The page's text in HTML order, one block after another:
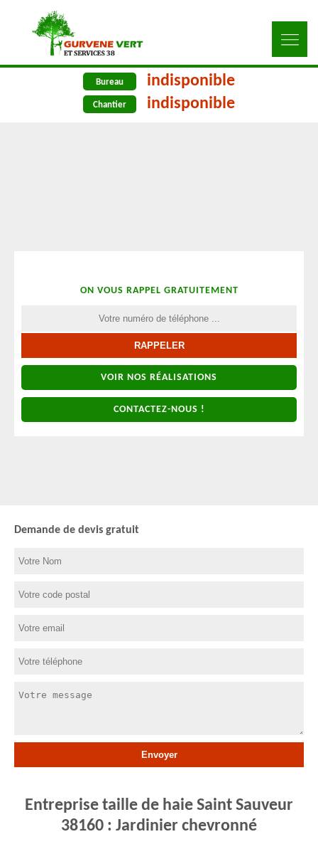
Bureau indisponible
Chantier indisponible
ON VOUS RAPPEL GRATUITEMENT
VOIR NOS RÉALISATIONS
CONTACTEZ-NOUS !
Demande de devis gratuit
Entreprise taille de haie Saint Sauveur
38160 : Jardinier chevronné